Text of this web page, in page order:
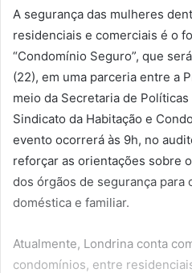
A segurança das mulheres
residenciais e comerciais é o
“Condomínio Seguro”, que
(22), em uma parceria entre a
meio da Secretaria de
Sindicato da Habitação e
evento ocorrerá às 9h, no
reforçar as orientações sobre
dos órgãos de segurança para
doméstica e familiar.
Atualmente, Londrina conta
condomínios, entre